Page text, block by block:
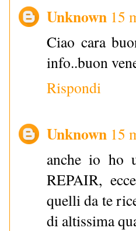
Unknown 15
Ciao cara
info..buon
Rispondi
Unknown 15
anche io ho
REPAIR,
quelli da te
di altissima